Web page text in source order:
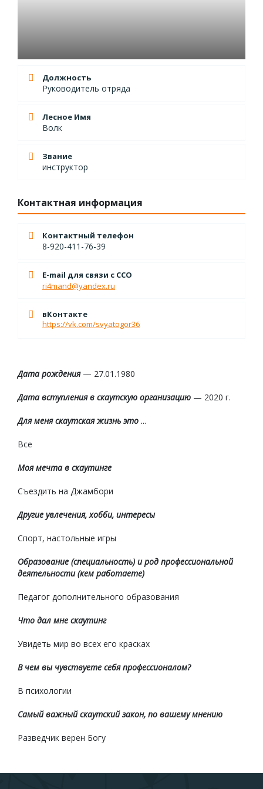
Должность
Руководитель отряда
Лесное Имя
Волк
Звание
инструктор
Контактная информация
Контактный телефон
8-920-411-76-39
E-mail для связи с ССО
ri4mand@yandex.ru
вКонтакте
https://vk.com/svyatogor36
Дата рождения — 27.01.1980
Дата вступленияв скаутскую организацию — 2020 г.
Для меня скаутская жизнь это …
Все
Моя мечта в скаутинге
Съездить на Джамбори
Другие увлечения, хобби, интересы
Спорт, настольные игры
Образование (специальность) и род профессиональной
деятельности (кем работаете)
Педагог дополнительного образования
Что дал мне скаутинг
Увидеть мир во всех его красках
В чем вы чувствуете себя профессионалом?
В психологии
Самый важный скаутский закон, по вашему мнению
Разведчик верен Богу